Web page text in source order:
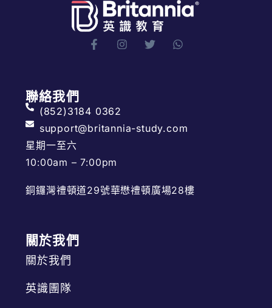
聯絡我們
(852)3184 0362
support@britannia-study.com
星期一至六
10:00am – 7:00pm
銅鑼灣禮頓道29號華懋禮頓廣場28樓
關於我們
關於我們
英識團隊